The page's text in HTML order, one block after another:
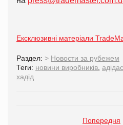
Ексклюзивні матеріали
Раздел: > Новости за рубежем
Теги: новини виробників адідас
хадід
Попередня